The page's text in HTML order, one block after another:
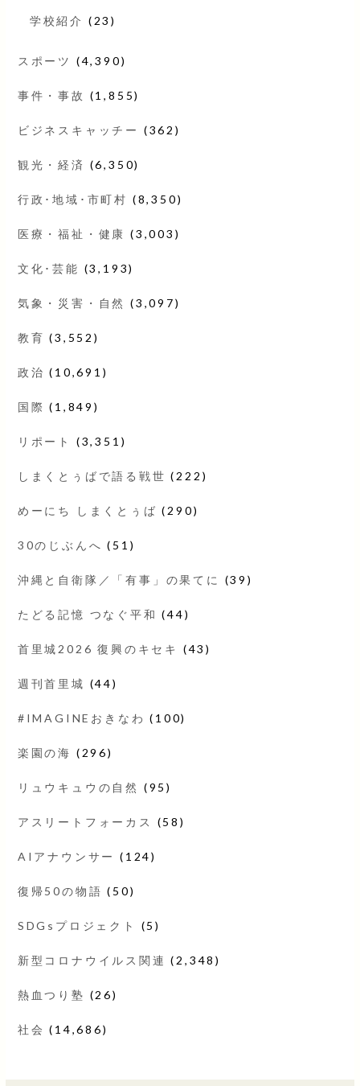
学校紹介 (23)
スポーツ (4,390)
事件・事故 (1,855)
ビジネスキャッチー (362)
観光・経済 (6,350)
行政･地域･市町村 (8,350)
医療・福祉・健康 (3,003)
文化･芸能 (3,193)
気象・災害・自然 (3,097)
教育 (3,552)
政治 (10,691)
国際 (1,849)
リポート (3,351)
しまくとぅばで語る戦世 (222)
めーにち しまくとぅば (290)
30のじぶんへ (51)
沖縄と自衛隊／「有事」の果てに (39)
たどる記憶 つなぐ平和 (44)
首里城2026 復興のキセキ (43)
週刊首里城 (44)
#IMAGINEおきなわ (100)
楽園の海 (296)
リュウキュウの自然 (95)
アスリートフォーカス (58)
AIアナウンサー (124)
復帰50の物語 (50)
SDGsプロジェクト (5)
新型コロナウイルス関連 (2,348)
熱血つり塾 (26)
社会 (14,686)